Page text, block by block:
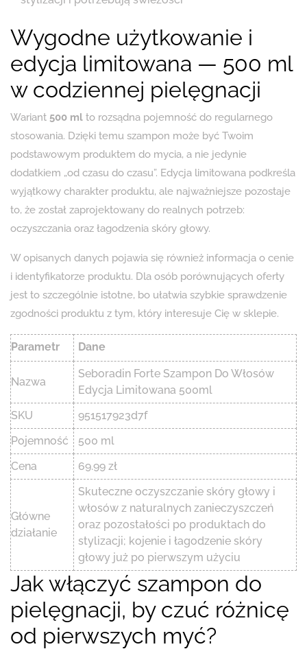
Wygodne użytkowanie i
edycja limitowana — 500 ml
w codziennej pielęgnacji
Wariant 500 ml to rozsądna pojemność do regularnego
stosowania. Dzięki temu szampon może być Twoim
podstawowym produktem do mycia, a nie jedynie
dodatkiem „od czasu do czasu”. Edycja limitowana podkreśla
wyjątkowy charakter produktu, ale najważniejsze pozostaje
to, że został zaprojektowany do realnych potrzeb:
oczyszczania oraz łagodzenia skóry głowy.
W opisanych danych pojawia się również informacja o cenie
i identyfikatorze produktu. Dla osób porównujących oferty
jest to szczególnie istotne, bo ułatwia szybkie sprawdzenie
zgodności produktu z tym, który interesuje Cię w sklepie.
Parametr Dane
Nazwa
Seboradin Forte Szampon Do Włosów
Edycja Limitowana 500ml
SKU
951517923d7f
Pojemność
500 ml
Cena
69.99 zł
Główne
działanie
Skuteczne oczyszczanie skóry głowy i
włosów z naturalnych zanieczyszczeń
oraz pozostałości po produktach do
stylizacji; kojenie i łagodzenie skóry
głowy już po pierwszym użyciu
Jak włączyć szampon do
pielęgnacji, by czuć różnicę
od pierwszych myć?